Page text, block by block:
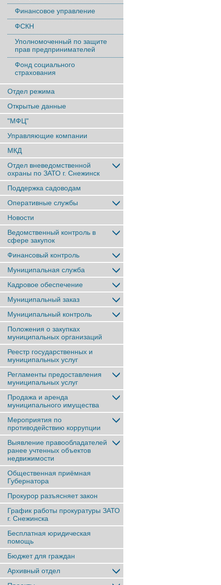
Финансовое управление
ФСКН
Уполномоченный по защите
прав предпринимателей
Фонд социального
страхования
Отдел режима
Открытые данные
"МФЦ"
Управляющие компании
МКД
Отдел вневедомственной
охраны по ЗАТО г. Снежинск
Поддержка садоводам
Оперативные службы
Новости
Ведомственный контроль в
сфере закупок
Финансовый контроль
Муниципальная служба
Кадровое обеспечение
Муниципальный заказ
Муниципальный контроль
Положения о закупках
муниципальных организаций
Реестр государственных и
муниципальных услуг
Регламенты предоставления
муниципальных услуг
Продажа и аренда
муниципального имущества
Мероприятия по
противодействию коррупции
Выявление правообладателей
ранее учтенныx объектов
недвижимости
Общественная приёмная
Губернатора
Прокурор разъясняет закон
График работы прокуратуры ЗАТО
г. Снежинска
Бесплатная юридическая
помощь
Бюджет для граждан
Архивный отдел